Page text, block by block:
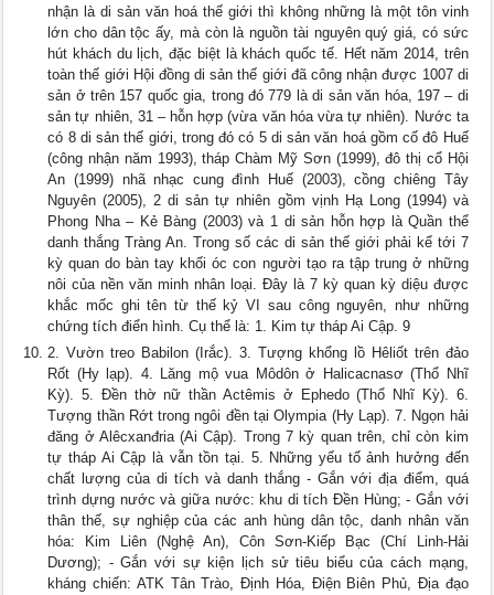
nhận là di sản văn hoá thế giới thì không những là một tôn vinh
lớn cho dân tộc ấy, mà còn là nguồn tài nguyên quý giá, có sức
hút khách du lịch, đặc biệt là khách quốc tế. Hết năm 2014, trên
toàn thế giới Hội đồng di sản thế giới đã công nhận được 1007 di
sản ở trên 157 quốc gia, trong đó 779 là di sản văn hóa, 197 – di
sản tự nhiên, 31 – hỗn hợp (vừa văn hóa vừa tự nhiên). Nước ta
có 8 di sản thế giới, trong đó có 5 di sản văn hoá gồm cố đô Huế
(công nhận năm 1993), tháp Chàm Mỹ Sơn (1999), đô thị cổ Hội
An (1999) nhã nhạc cung đình Huế (2003), cồng chiêng Tây
Nguyên (2005), 2 di sản tự nhiên gồm vịnh Hạ Long (1994) và
Phong Nha – Kẻ Bàng (2003) và 1 di sản hỗn hợp là Quần thể
danh thắng Tràng An. Trong số các di sản thế giới phải kể tới 7
kỳ quan do bàn tay khối óc con người tạo ra tập trung ở những
nôi của nền văn minh nhân loại. Đây là 7 kỳ quan kỳ diệu được
khắc mốc ghi tên từ thế kỷ VI sau công nguyên, như những
chứng tích điển hình. Cụ thể là: 1. Kim tự tháp Ai Cập. 9
2. Vườn treo Babilon (Irắc). 3. Tượng khổng lồ Hêliốt trên đảo
Rốt (Hy lạp). 4. Lăng mộ vua Môdôn ở Halicacnasơ (Thổ Nhĩ
Kỳ). 5. Đền thờ nữ thần Actêmis ở Ephedo (Thổ Nhĩ Kỳ). 6.
Tượng thần Rớt trong ngôi đền tại Olympia (Hy Lạp). 7. Ngọn hải
đăng ở Alêcxanđria (Ai Cập). Trong 7 kỳ quan trên, chỉ còn kim
tự tháp Ai Cập là vẫn tồn tại. 5. Những yếu tố ảnh hưởng đến
chất lượng của di tích và danh thắng - Gắn với địa điểm, quá
trình dựng nước và giữa nước: khu di tích Đền Hùng; - Gắn với
thân thế, sự nghiệp của các anh hùng dân tộc, danh nhân văn
hóa: Kim Liên (Nghệ An), Côn Sơn-Kiếp Bạc (Chí Linh-Hải
Dương); - Gắn với sự kiện lịch sử tiêu biểu của cách mạng,
kháng chiến: ATK Tân Trào, Định Hóa, Điện Biên Phủ, Địa đạo